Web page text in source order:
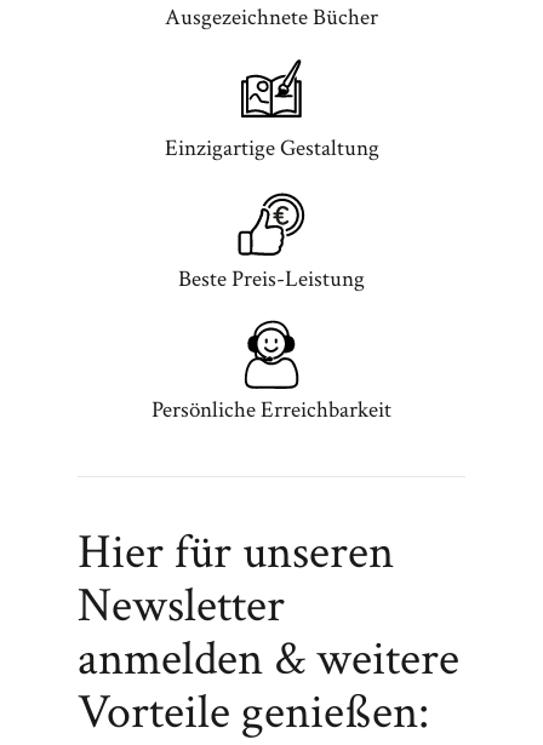
Ausgezeichnete Bücher
Einzigartige Gestaltung
Beste Preis-Leistung
Persönliche Erreichbarkeit
Hier für unseren
Newsletter
anmelden & weitere
Vorteile genießen: